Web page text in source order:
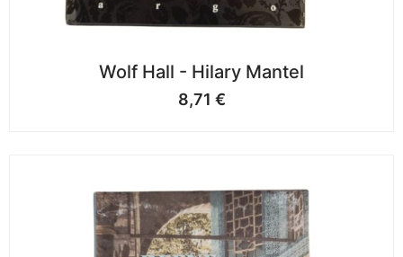
Wolf Hall - Hilary Mantel
8,71 €